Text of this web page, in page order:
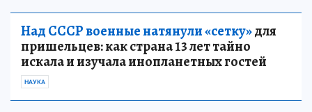
Над СССР военные натянули «сетку»для
пришельцев: как страна 13 лет тайно
искала и изучала инопланетных гостей
НАУКА